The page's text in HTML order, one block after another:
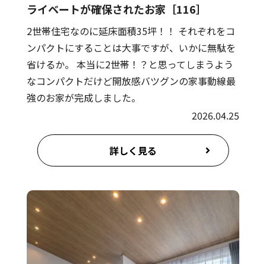
ライベートが確保されたお家［116］
2世帯住宅なのに延床面積35坪！！ それぞれをコ
ンパクトにすることは大事ですが、いかに無駄を
省けるか。 本当に2世帯！？と思ってしまうよう
なコンパクトだけど開放感バツグンの家事動線最
強のお家が完成しました。
2026.04.25
詳しく見る